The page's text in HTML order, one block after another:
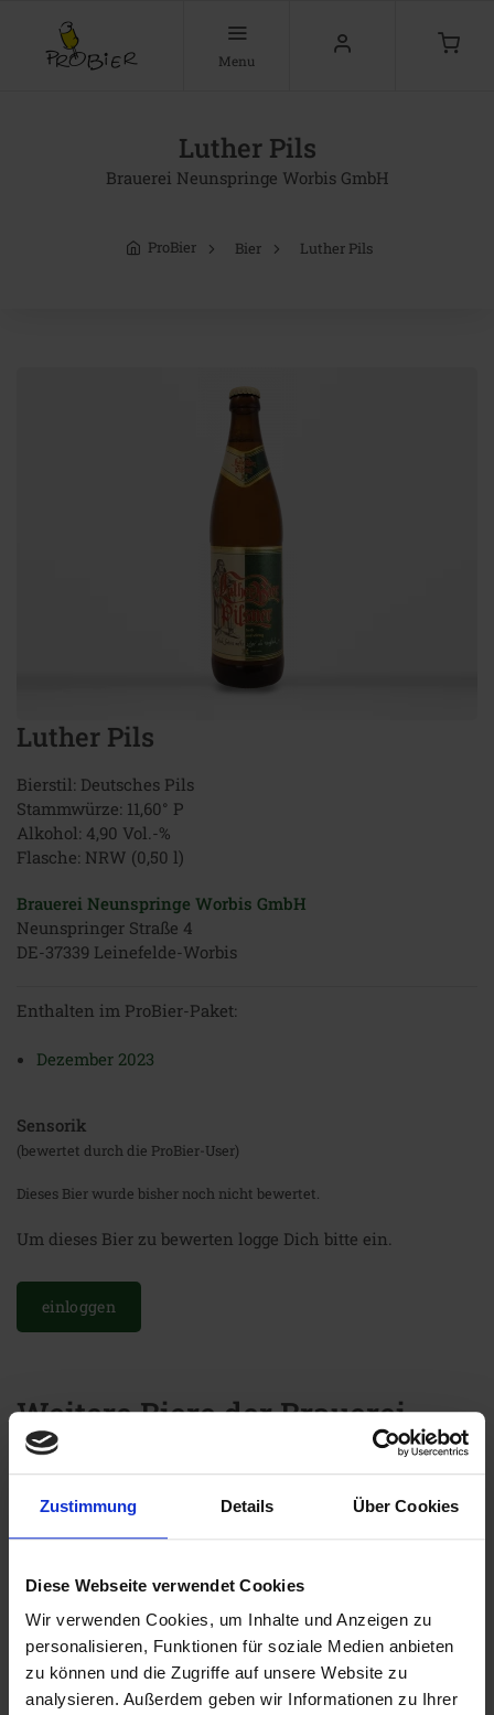
Zustimmung Details Über Cookies
Diese Webseite verwendet Cookies
Wir verwenden Cookies, um Inhalte und Anzeigen zu
personalisieren, Funktionen für soziale Medien anbieten
zu können und die Zugriffe auf unsere Website zu
analysieren. Außerdem geben wir Informationen zu Ihrer
Menu
Luther Pils
Brauerei Neunspringe Worbis GmbH
ProBier Bier Luther Pils
Luther Pils
Bierstil: Deutsches Pils
Stammwürze: 11,60° P
Alkohol: 4,90 Vol.-%
Flasche: NRW (0,50 l)
Brauerei Neunspringe Worbis GmbH
Neunspringer Straße 4
DE-37339 Leinefelde-Worbis
Enthalten im ProBier-Paket:
Dezember 2023
Sensorik
(bewertet durch die ProBier-User)
Dieses Bier wurde bisher noch nicht bewertet.
Um dieses Bier zu bewerten logge Dich bitte ein.
einloggen
Weitere Biere der Brauerei